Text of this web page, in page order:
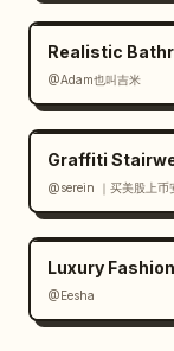
Realistic
@Adam也叫吉米
Graffiti
@serein ｜买美股上币
Luxury
@Eesha